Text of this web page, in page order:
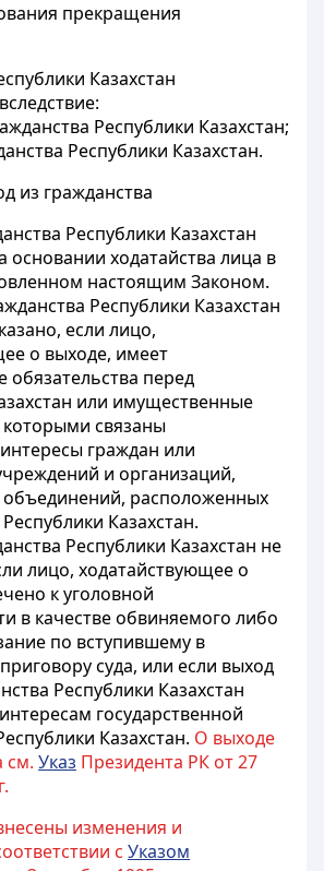
прекращения
Казахстан
Республики Казахстан;
Республики Казахстан.
из гражданства
Республики Казахстан
основании ходатайства лица в
настоящим Законом.
Республики Казахстан
если лицо,
о выходе, имеет
обязательства перед
или имущественные
которыми связаны
граждан или
и организаций,
расположенных
Казахстан.
Республики Казахстан не
лицо, ходатайствующее о
к уголовной
в качестве обвиняемого либо
по вступившему в
суда, или если выход
Республики Казахстан
государственной
Казахстан. О выходе
см. Указ Президента РК от 27
изменения и
с Указом